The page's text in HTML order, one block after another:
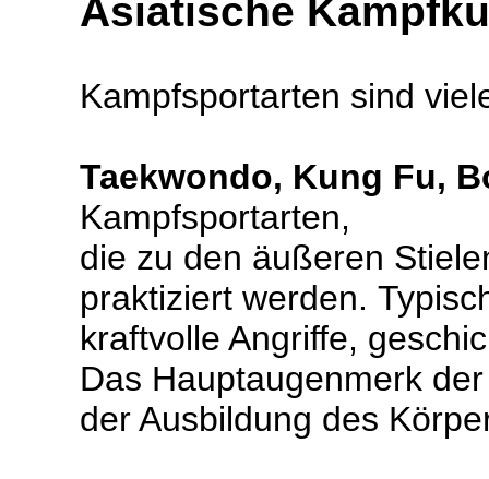
Asiatische
Kampfsportarten sind
Taekwondo, Kung Fu,
Kampfsportarten,
die zu den äußeren
praktiziert werden.
kraftvolle Angriffe,
Das Hauptaugenmerk
der Ausbildung des